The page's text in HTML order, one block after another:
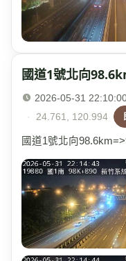
國道1號北向
2026-05-31
·
24.761, 120.994
國道1號北向